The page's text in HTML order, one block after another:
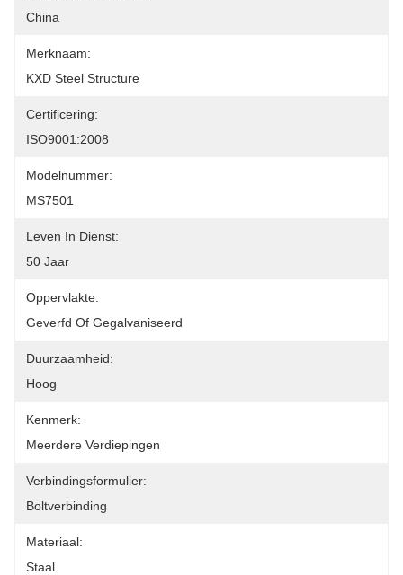
China
Merknaam:
KXD Steel Structure
Certificering:
ISO9001:2008
Modelnummer:
MS7501
Leven In Dienst:
50 Jaar
Oppervlakte:
Geverfd Of Gegalvaniseerd
Duurzaamheid:
Hoog
Kenmerk:
Meerdere Verdiepingen
Verbindingsformulier:
Boltverbinding
Materiaal:
Staal